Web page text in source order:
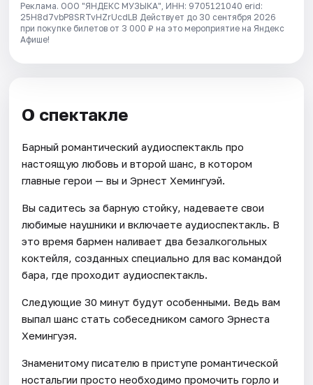
Реклама. ООО "ЯНДЕКС МУЗЫКА", ИНН: 9705121040 erid:
25H8d7vbP8SRTvHZrUcdLB Действует до 30 сентября 2026
при покупке билетов от 3 000 ₽ на это мероприятие на Яндекс
Афише!
О спектакле
Барный романтический аудиоспектакль про
настоящую любовь и второй шанс, в котором
главные герои — вы и Эрнест Хемингуэй.
Вы садитесь за барную стойку, надеваете свои
любимые наушники и включаете аудиоспектакль. В
это время бармен наливает два безалкогольных
коктейля, созданных специально для вас командой
бара, где проходит аудиоспектакль.
Следующие 30 минут будут особенными. Ведь вам
выпал шанс стать собеседником самого Эрнеста
Хемингуэя.
Знаменитому писателю в приступе романтической
ностальгии просто необходимо промочить горло и